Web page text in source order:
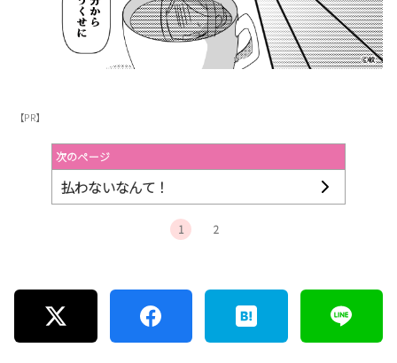
【PR】
次のページ
払わないなんて！
1 2